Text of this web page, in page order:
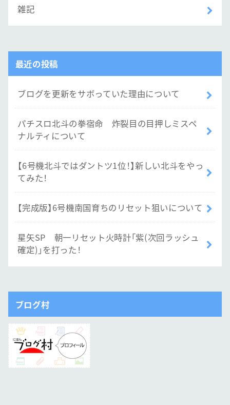
雑記
最近の投稿
ブログを更新をサボっていた理由について
パチスロ北斗の拳宿命 炸裂目の目押しミスペ
ナルティについて
【6号機北斗ではダントツ1位！】新しい北斗をやっ
てみた！
【完成版】6号機南国育ちのリセット狙いについて
星矢SP 朝一リセット火時計「紫(次回ラッシュ
確定)」を打った！
ブログ村